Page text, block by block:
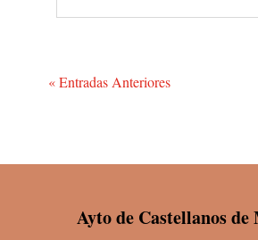
« Entradas Anteriores
Ayto de Castellanos de